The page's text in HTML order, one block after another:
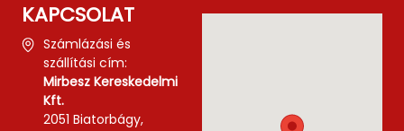
KAPCSOLAT
Számlázási és
szállítási cím:
Mirbesz Kereskedelmi
Kft.
2051 Biatorbágy,